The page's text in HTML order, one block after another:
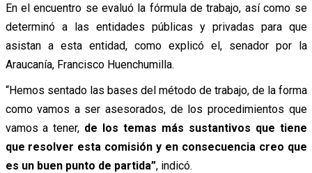
En el encuentro se evaluó la fórmula de trabajo, así como se
determinó a las entidades públicas y privadas para que
asistan a esta entidad, como explicó el, senador por la
Araucanía, Francisco Huenchumilla.
“Hemos sentado las bases del método de trabajo, de la forma
como vamos a ser asesorados, de los procedimientos que
vamos a tener, de los temas más sustantivos que tiene
que resolver esta comisión y en consecuencia creo que
es un buen punto de partida”, indicó.